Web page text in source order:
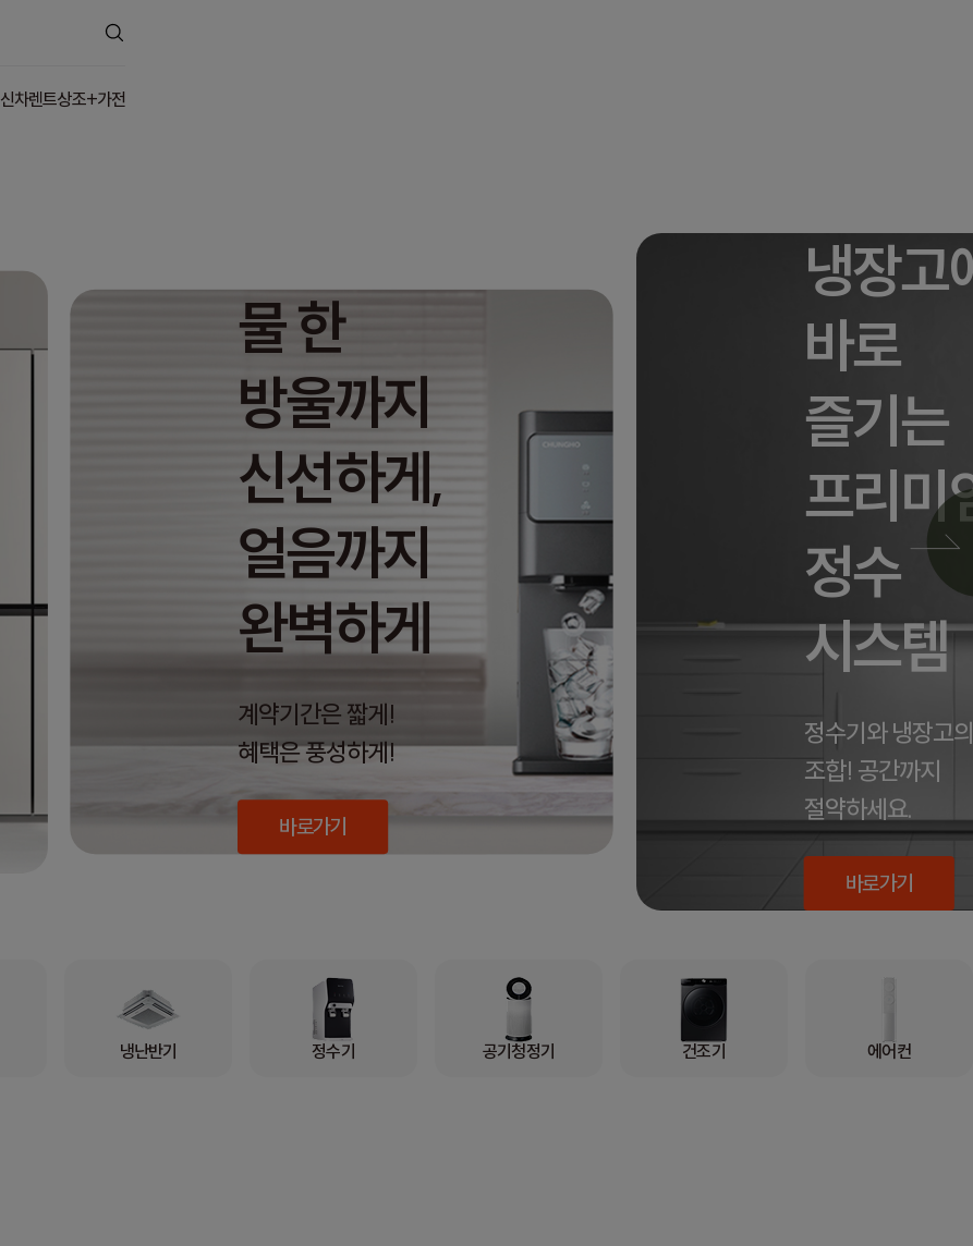
신차렌트상조+가전
물 한
방울까지
신선하게,
얼음까지
완벽하게
계약기간은 짧게!
혜택은 풍성하게!
바로가기
냉장고
바로
즐기는
프리미
정수
시스템
정수기와 냉장고
조합! 공간까지
절약하세요.
바로가기
냉난반기 정수기 공기청정기 건조기 에어컨